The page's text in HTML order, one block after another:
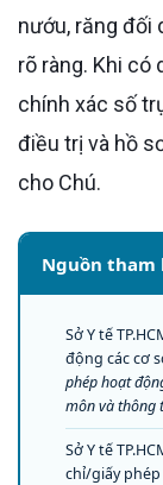
nướu, răng đối
rõ ràng. Khi có
chính xác số
điều trị và hồ
cho Chú.
Nguồn tham
Sở Y tế
động các cơ
phép hoạt
môn và thông
Sở Y tế
chỉ/giấy